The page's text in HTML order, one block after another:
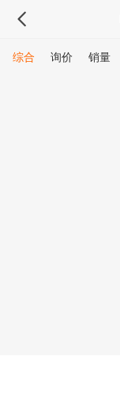
综合 询价 销量